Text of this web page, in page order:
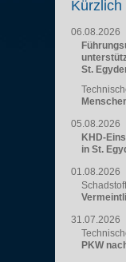
Kürzlich
06.08.2026
St.
05.08.2026
KHD-
in St.
01.08.2026
31.07.2026
PKW